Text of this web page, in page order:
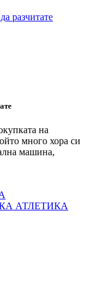
на
много хора си
машина,